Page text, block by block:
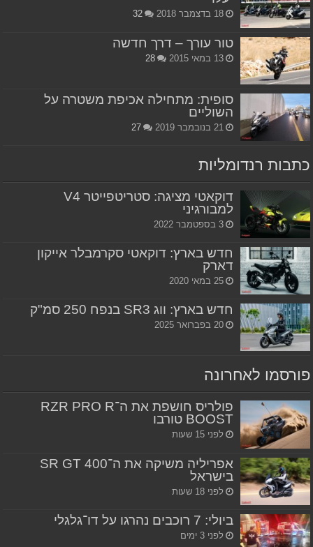
18 בדצמבר 2018 32
טור עורך – דרך חדשה
13 במאי 2015 28
סופית: מתחילה אכיפת משטרה על
השוליים
21 בנובמבר 2019 27
כתבות רנדומליות
דוקאטי מציגה: סטריטפייטר V4
למבורגיני
3 בספטמבר 2022
חדש בארץ: דוקאטי סקרמבלר אייקון
דארק
25 במאי 2020
חדש בארץ: ווג SR3 בנפח 250 סמ"ק
20 בפברואר 2025
פורסמו לאחרונה
פולריס חושפת את ה־RZR PRO R
BOOST טורבו
לפני 15 שעות
אפריליה משיקה את ה־SR GT 400
בישראל
לפני 18 שעות
ביולי: 7 רוכבים נהרגו על דו־גלגלי
לפני 3 ימים